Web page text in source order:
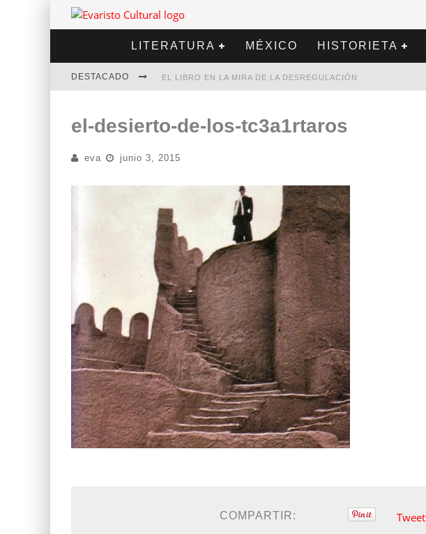
LITERATURA MÉXICO HISTORIETA
DESTACADO EL LIBRO EN LA MIRA DE LA DESREGULACIÓN
DIEGO MERET | HOTEL ACAPULCO
ALEJANDRA CORREA | LA NIEVE
el-desierto-de-los-tc3a1rtaros
eva junio 3, 2015
COMPARTIR: Tweet